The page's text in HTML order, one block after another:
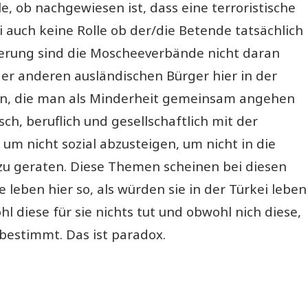
ob nachgewiesen ist, dass eine terroristische
keine Rolle ob der/die Betende tatsächlich
sind die Moscheeverbände nicht daran
anderen ausländischen Bürger hier in der
die man als Minderheit gemeinsam angehen
beruflich und gesellschaftlich mit der
nicht sozial abzusteigen, um nicht in die
Diese Themen scheinen bei diesen
leben hier so, als würden sie in der Türkei leben
diese für sie nichts tut und obwohl nich diese,
Das ist paradox.